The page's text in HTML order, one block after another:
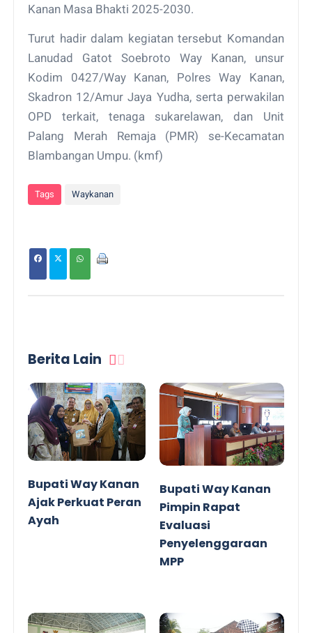
Kanan Masa Bhakti 2025-2030.
Turut hadir dalam kegiatan tersebut Komandan
Lanudad Gatot Soebroto Way Kanan, unsur
Kodim 0427/Way Kanan, Polres Way Kanan,
Skadron 12/Amur Jaya Yudha, serta perwakilan
OPD terkait, tenaga sukarelawan, dan Unit
Palang Merah Remaja (PMR) se-Kecamatan
Blambangan Umpu. (kmf)
Tags Waykanan
Berita Lain
Bupati Way Kanan
Ajak Perkuat Peran
Ayah
Bupati Way Kanan
Pimpin Rapat
Evaluasi
Penyelenggaraan
MPP